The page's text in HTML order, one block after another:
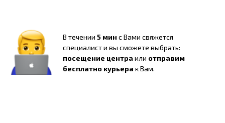
В течении 5 мин с Вами свяжется
специалист и вы сможете выбрать:
посещение центра или отправим
бесплатно курьера к Вам.